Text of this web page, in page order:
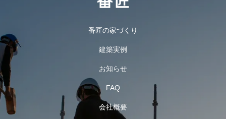
番匠の家づくり
建築実例
お知らせ
FAQ
会社概要